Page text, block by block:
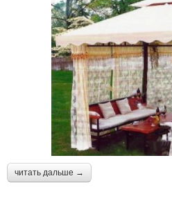
Пластиковые шторы
читать дальше →